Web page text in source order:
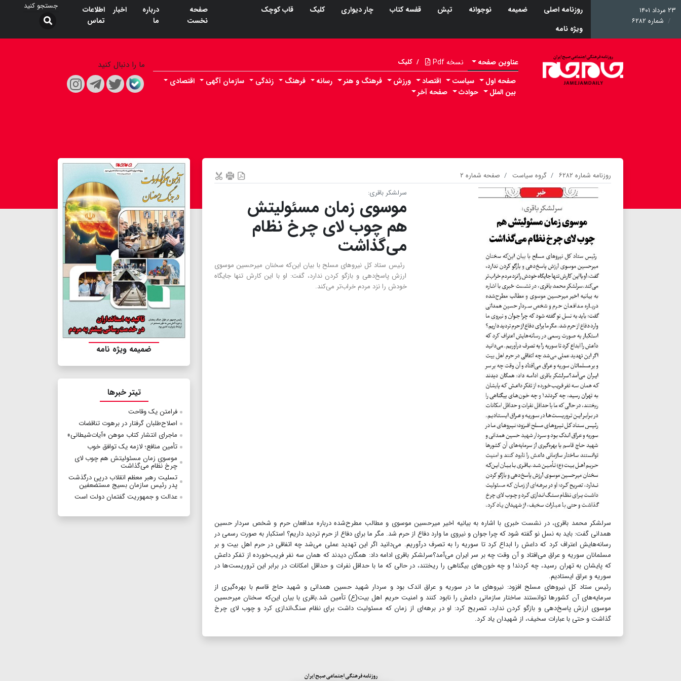
۲۳ مرداد ۱۴۰۱
شماره ۶۲۸۲
روزنامه اصلی ضمیمه نوجوانه تپش قفسه کتاب چار دیواری کلیک
قاب کوچک
ویژه نامه
صفحه
نخست
درباره
ما
اخبار
اطلاعات
تماس
عناوین صفحه نسخه Pdf / کلیک
صفحه اول سیاست اقتصاد ورزش فرهنگ و هنر رسانه فرهنگ زندگی سازمان آگهی
اقتصادی
بین الملل
حوادث صفحه آخر
ما را دنبال کنید
روزنامه شماره ۶۲۸۲ گروه سیاست
صفحه شماره ۲
سرلشکر باقری:
موسوی زمان مسئولیتش
هم چوب لای چرخ نظام
می‌گذاشت
رئیس ستاد کل نیرو‌های مسلح با بیان این‌که سخنان میرحسین موسوی
ارزش پاسخ‌دهی و بازگو کردن ندارد، گفت: او با این کارش تنها جایگاه
خودش را نزد مردم خراب‌تر می‌کند.
سرلشکر محمد باقری، در نشست خبری با اشاره به بیانیه اخیر میرحسین موسوی و مطالب مطرح‌شده درباره مدافعان حرم و شخص سردار حسین
همدانی گفت: باید به نسل نو گفته شود که چرا جوان و نیروی ما وارد دفاع از حرم شد. مگر ما برای دفاع از حرم تردید داریم؟ استکبار به صورت رسمی در
رسانه‌هایش اعتراف کرد که داعش را ابداع کرد تا سوریه را به تصرف درآوریم. می‌دانید اگر این تهدید عملی می‌شد چه اتفاقی در حرم اهل بیت و بر
مسلمانان سوریه و عراق می‌افتاد و آن وقت چه بر سر ایران می‌آمد؟سرلشکر باقری ادامه داد: همگان دیدند که همان سه نفر فریب‌خورده از تفکر داعش
که پایشان به تهران رسید، چه کردند! و چه خون‌های بیگناهی را ریختند، در حالی که ما با حداقل نفرات و حداقل امکانات در برابر این تروریست‌ها در
سوریه و عراق ایستادیم.
رئیس ستاد کل نیرو‌های مسلح افزود: نیروهای ما در سوریه و عراق اندک بود و سردار شهید حسین همدانی و شهید حاج قاسم با بهره‌گیری از
سرمایه‌های آن کشورها توانستند ساختار سازمانی داعش را نابود کنند و امنیت حریم اهل بیت(ع) تأمین شد.باقری با بیان این‌که سخنان میرحسین
موسوی ارزش پاسخ‌دهی و بازگو کردن ندارد، تصریح کرد: او در برهه‌ای از زمان که مسئولیت داشت برای نظام سنگ‌اندازی کرد و چوب لای چرخ
گذاشت و حتی با عبارات سخیف، از شهیدان یاد کرد.
ضمیمه ویژه نامه
تیتر خبرها
فرامتن یک وقاحت
اصلاح‌طلبان گرفتار در برهوت تناقضات
ماجرای انتشار کتاب موهن «آیات‌شیطانی»
تأمین منافع؛ لازمه یک توافق خوب
موسوی زمان مسئولیتش هم چوب لای
چرخ نظام می‌گذاشت
تسلیت رهبر معظم انقلاب درپی درگذشت
پدر رئیس سازمان بسیج مستضعفین
عدالت و جمهوريت گفتمان دولت است